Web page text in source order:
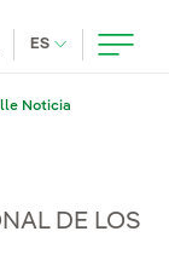
ES IDIOMA
Noticia
DE LOS